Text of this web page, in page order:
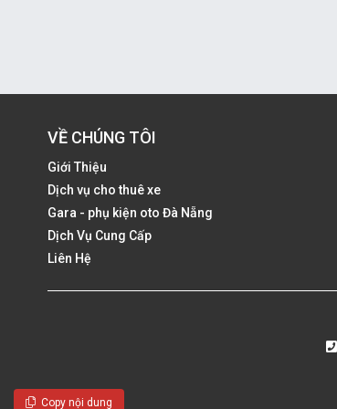
Copy nội dung
VỀ CHÚNG TÔI
Giới Thiệu
Dịch vụ cho thuê xe
Gara - phụ kiện oto Đà Nẵng
Dịch Vụ Cung Cấp
Liên Hệ